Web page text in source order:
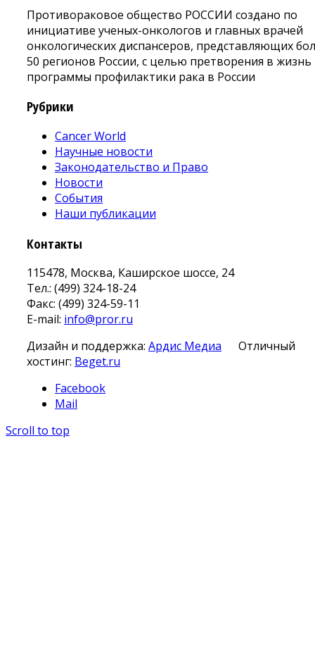
Противораковое общество РОССИИ создано по
инициативе ученых-онкологов и главных врачей
онкологических диспансеров, представляющих
50 регионов России, с целью претворения в жизнь
программы профилактики рака в России
Рубрики
Cancer World
Научные новости
Законодательство и Право
Новости
События
Наши публикации
Контакты
115478, Москва, Каширское шоссе, 24
Тел.: (499) 324-18-24
Факс: (499) 324-59-11
E-mail: info@pror.ru
Дизайн и поддержка: Ардис Медиа
Отличный
хостинг: Beget.ru
Facebook
Mail
Scroll to top